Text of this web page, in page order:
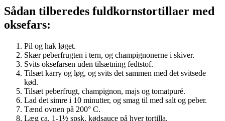
Sådan tilberedes fuldkornstortillaer med
oksefars:
Pil og hak løget.
Skær peberfrugten i tern, og champignonerne i skiver.
Svits oksefarsen uden tilsætning fedtstof.
Tilsæt karry og løg, og svits det sammen med det svitsede
kød.
Tilsæt peberfrugt, champignon, majs og tomatpuré.
Lad det simre i 10 minutter, og smag til med salt og peber.
Tænd ovnen på 200° C.
Læg ca. 1-1½ spsk. kødsauce på hver tortilla.